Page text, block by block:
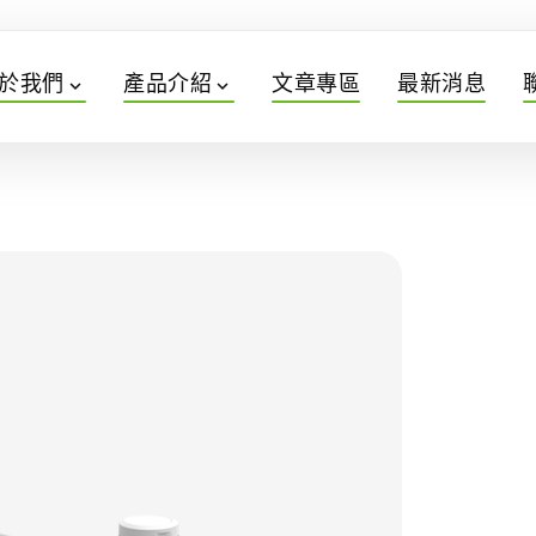
我們 expand_more 產品介紹 expand_more 文章專區 最新消息